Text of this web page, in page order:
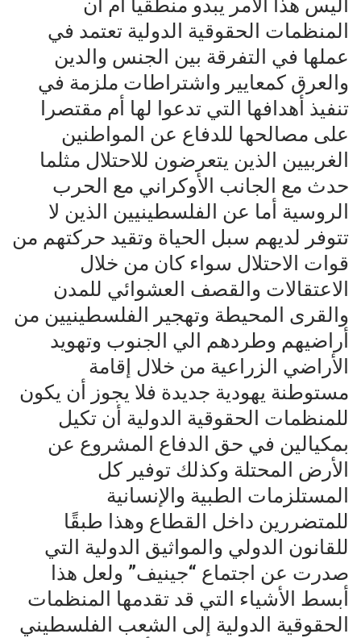
اليس هذا الأمر يبدو منطقياً أم أن
المنظمات الحقوقية الدولية تعتمد في
عملها في التفرقة بين الجنس والدين
والعرق كمعايير واشتراطات ملزمة في
تنفيذ أهدافها التي تدعوا لها أم مقتصرا
على مصالحها للدفاع عن المواطنين
الغربيين الذين يتعرضون للاحتلال مثلما
حدث مع الجانب الأوكراني مع الحرب
الروسية أما عن الفلسطينيين الذين لا
تتوفر لديهم سبل الحياة وتقيد حركتهم من
قوات الاحتلال سواء كان من خلال
الاعتقالات والقصف العشوائي للمدن
والقرى المحيطة وتهجير الفلسطينيين من
أراضيهم وطردهم الي الجنوب وتهويد
الأراضي الزراعية من خلال إقامة
مستوطنة يهودية جديدة فلا يجوز أن يكون
للمنظمات الحقوقية الدولية أن تكيل
بمكيالين في حق الدفاع المشروع عن
الأرض المحتلة وكذلك توفير كل
المستلزمات الطبية والإنسانية
للمتضررين داخل القطاع وهذا طبقًا
للقانون الدولي والمواثيق الدولية التي
صدرت عن اجتماع “جينيف” ولعل هذا
أبسط الأشياء التي قد تقدمها المنظمات
الحقوقية الدولية إلى الشعب الفلسطيني